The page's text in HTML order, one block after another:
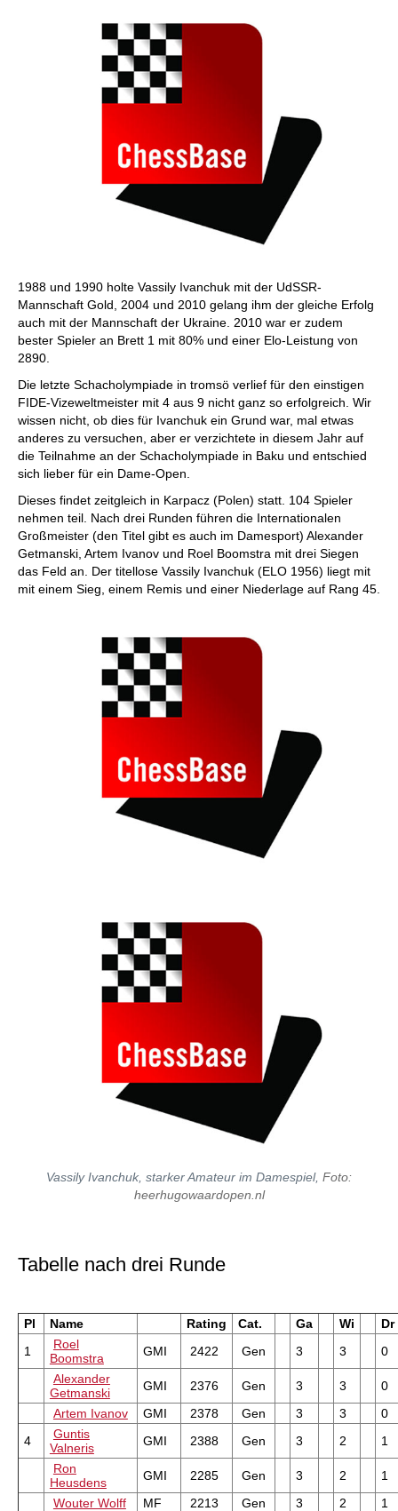
1988 und 1990 holte Vassily Ivanchuk mit der UdSSR-
Mannschaft Gold, 2004 und 2010 gelang ihm der gleiche Erfolg
auch mit der Mannschaft der Ukraine. 2010 war er zudem
bester Spieler an Brett 1 mit 80% und einer Elo-Leistung von
2890.
Die letzte Schacholympiade in tromsö verlief für den einstigen
FIDE-Vizeweltmeister mit 4 aus 9 nicht ganz so erfolgreich. Wir
wissen nicht, ob dies für Ivanchuk ein Grund war, mal etwas
anderes zu versuchen, aber er verzichtete in diesem Jahr auf
die Teilnahme an der Schacholympiade in Baku und entschied
sich lieber für ein Dame-Open.
Dieses findet zeitgleich in Karpacz (Polen) statt. 104 Spieler
nehmen teil. Nach drei Runden führen die Internationalen
Großmeister (den Titel gibt es auch im Damesport) Alexander
Getmanski, Artem Ivanov und Roel Boomstra mit drei Siegen
das Feld an. Der titellose Vassily Ivanchuk (ELO 1956) liegt mit
mit einem Sieg, einem Remis und einer Niederlage auf Rang 45.
Vassily Ivanchuk, starker Amateur im Damespiel, Foto:
heerhugowaardopen.nl
Tabelle nach drei Runde
Pl Name Rating Cat. Ga Wi
Dr
1
Roel
Boomstra
GMI 2422 Gen 3 3
0
Alexander
Getmanski
GMI 2376 Gen 3 3
0
Artem Ivanov
GMI 2378 Gen 3 3
0
4
Guntis
Valneris
GMI 2388 Gen 3 2
1
Ron
Heusdens
GMI 2285 Gen 3 2
1
Wouter Wolff
MF 2213 Gen 3 2 1